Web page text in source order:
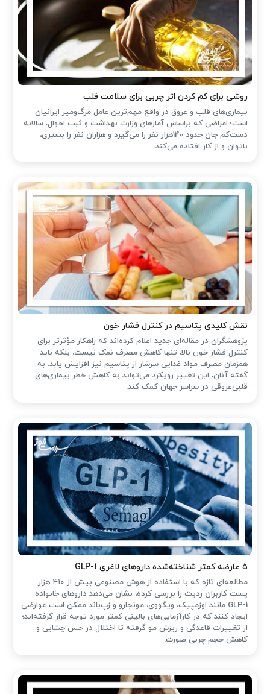
روشی برای کم کردن اثر چربی برای سلامت قلب
بیماری‌های قلب و عروق در واقع مهم‌ترین عامل مرگ‌ومیر ایرانیان
است؛ امراضی که براساس آمارهای وزارت بهداشت و ثبت احوال، سالانه
دست‌کم جان حدود 140هزار نفر را می‌گیرد و هزاران نفر را بستری،
ناتوان و از کار افتاده می‌کند.
نقش کلیدی پتاسیم در کنترل فشار خون
پژوهشگران در مقاله‌ای جدید اعلام کرده‌اند که راهکار مؤثرتر برای
کنترل فشار خون بالا، تنها کاهش مصرف نمک نیست، بلکه باید
همزمان مصرف مواد غذایی سرشار از پتاسیم نیز افزایش یابد. به
گفته آنان، این تغییر رویکرد می‌تواند به کاهش خطر بیماری‌های
قلبی‌عروقی در سراسر جهان کمک کند.
۵ عارضه کمتر شناخته‌شده داروهای لاغری GLP-1
مطالعه‌ای تازه که با استفاده از هوش مصنوعی بیش از ۴۱۰ هزار
پست کاربران ردیت را بررسی کرده، نشان می‌دهد داروهای خانواده
GLP-1 مانند اوزمپیک، ویگووی، مونجارو و زپ‌باند ممکن است عوارضی
ایجاد کنند که در کارآزمایی‌های بالینی کمتر مورد توجه قرار گرفته‌اند؛
از تغییرات قاعدگی و ریزش مو گرفته تا اختلال در حس چشایی و
کاهش حجم چربی صورت.